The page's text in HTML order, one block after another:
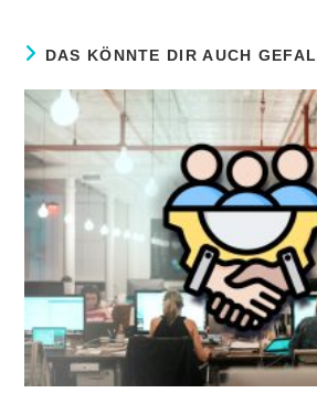
DAS KÖNNTE DIR AUCH